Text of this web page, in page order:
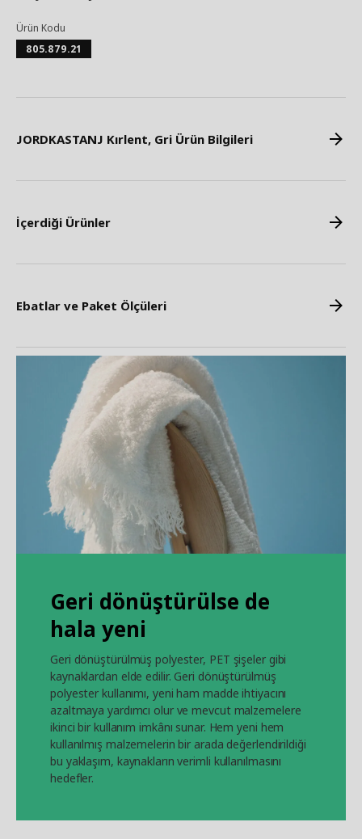
Ürün Kodu
805.879.21
JORDKASTANJ Kırlent, Gri Ürün Bilgileri
İçerdiği Ürünler
Ebatlar ve Paket Ölçüleri
Geri dönüştürülse de
hala yeni
Geri dönüştürülmüş polyester, PET şişeler gibi
kaynaklardan elde edilir. Geri dönüştürülmüş
polyester kullanımı, yeni ham madde ihtiyacını
azaltmaya yardımcı olur ve mevcut malzemelere
ikinci bir kullanım imkânı sunar. Hem yeni hem
kullanılmış malzemelerin bir arada değerlendirildiği
bu yaklaşım, kaynakların verimli kullanılmasını
hedefler.